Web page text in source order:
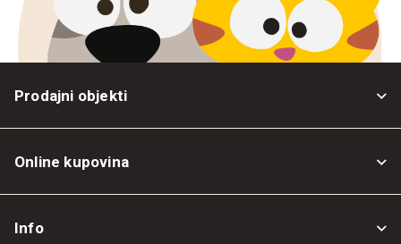
Prodajni objekti
Online kupovina
Info